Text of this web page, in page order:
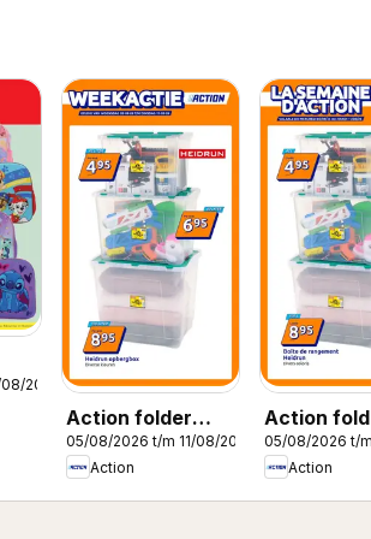
2026
Action folder
week 32
05/08/2026 t/m 11/08/2026
Action
Action
semaine
05/08/2026 t/
Action